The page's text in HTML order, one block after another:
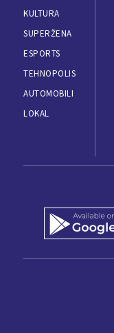
KULTURA
SUPERŽENA
ESPORTS
TEHNOPOLIS
AUTOMOBILI
LOKAL